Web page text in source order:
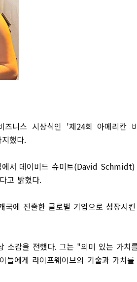
니스 시상식인 '제24회 아메리칸
했다.
서 데이비드 슈미트(David Schmidt)
고 밝혔다.
국에 진출한 글로벌 기업으로 성장시
소감을 전했다. 그는 "의미 있는 가치
들에게 라이프웨이브의 기술과 가치